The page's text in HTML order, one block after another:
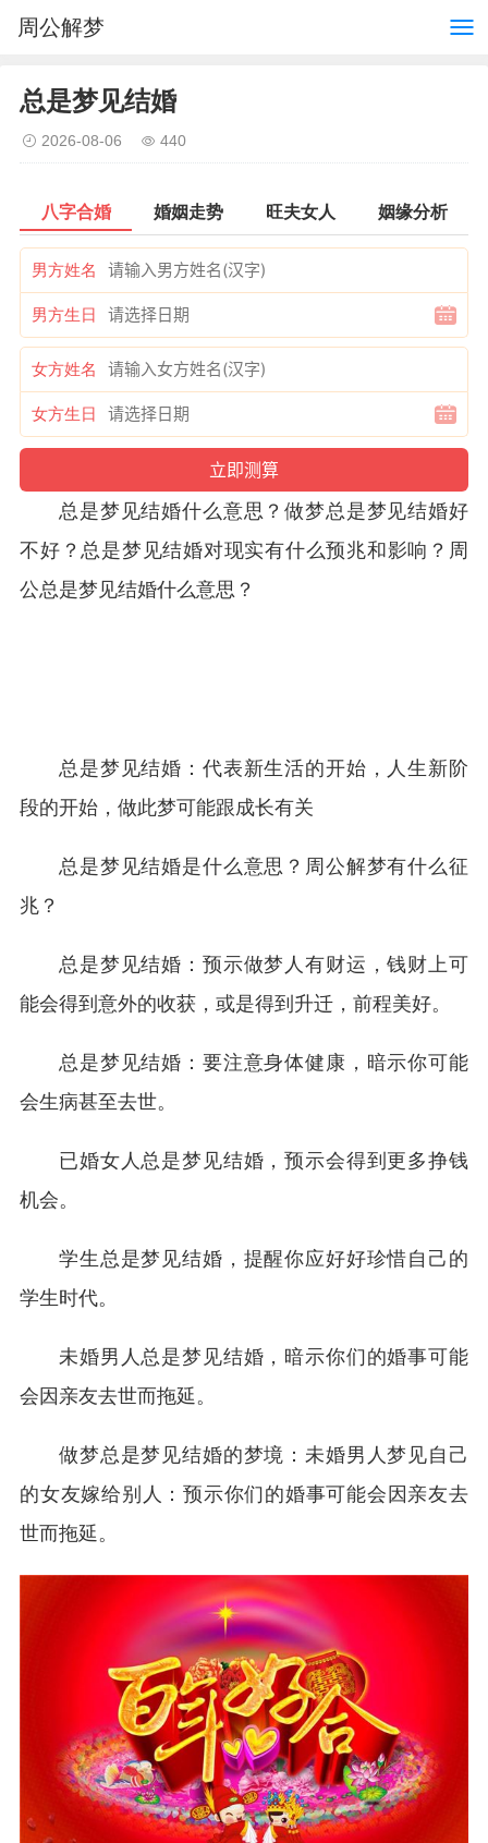
周公解梦
总是梦见结婚
2026-08-06 440
八字合婚 婚姻走势 旺夫女人 姻缘分析
男方姓名
男方生日
女方姓名
女方生日
总是梦见结婚什么意思？做梦总是梦见结婚好
不好？总是梦见结婚对现实有什么预兆和影响？周
公总是梦见结婚什么意思？
总是梦见结婚：代表新生活的开始，人生新阶
段的开始，做此梦可能跟成长有关
总是梦见结婚是什么意思？周公解梦有什么征
兆？
总是梦见结婚：预示做梦人有财运，钱财上可
能会得到意外的收获，或是得到升迁，前程美好。
总是梦见结婚：要注意身体健康，暗示你可能
会生病甚至去世。
已婚女人总是梦见结婚，预示会得到更多挣钱
机会。
学生总是梦见结婚，提醒你应好好珍惜自己的
学生时代。
未婚男人总是梦见结婚，暗示你们的婚事可能
会因亲友去世而拖延。
做梦总是梦见结婚的梦境：未婚男人梦见自己
的女友嫁给别人：预示你们的婚事可能会因亲友去
世而拖延。